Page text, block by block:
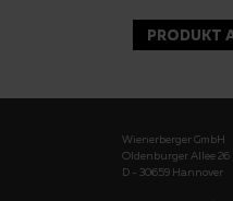
PRODUKT
Wienerberger GmbH
Oldenburger Allee 26
D - 30659 Hannover